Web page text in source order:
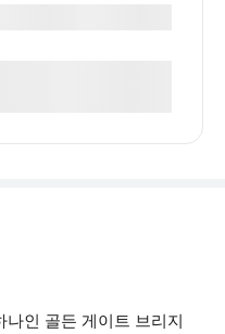
인 골든 게이트 브리지